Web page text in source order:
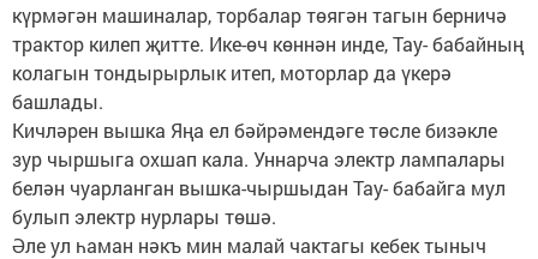
күрмәгән машиналар, торбалар төягән тагын берничә
трактор килеп җитте. Ике-өч көннән инде, Тау- бабайның
колагын тондырырлык итеп, моторлар да үкерә
башлады.
Кичләрен вышка Яңа ел бәйрәмендәге төсле бизәкле
зур чыршыга охшап кала. Уннарча электр лампалары
белән чуарланган вышка-чыршыдан Тау- бабайга мул
булып электр нурлары төшә.
Әле ул һаман нәкъ мин малай чактагы кебек тыныч